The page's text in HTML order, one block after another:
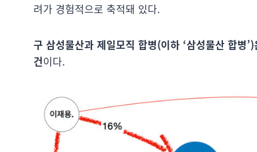
려가 경험적으로 축적돼 있다.
구 삼성물산과 제일모직 합병(이하 ‘삼성물산 합병
건이다.